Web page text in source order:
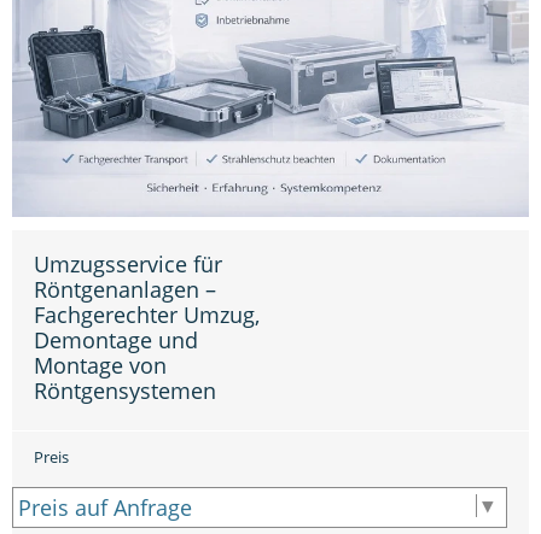
Umzugsservice für
Röntgenanlagen –
Fachgerechter Umzug,
Demontage und
Montage von
Röntgensystemen
Preis